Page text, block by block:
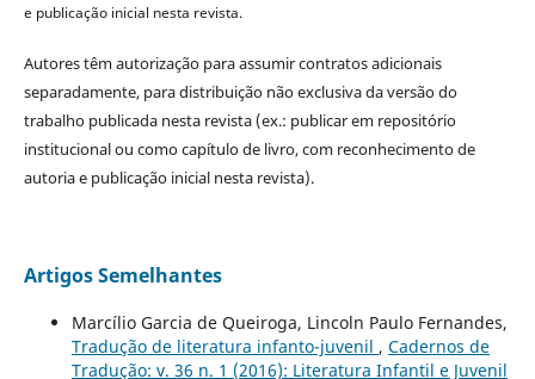
e publicação inicial nesta revista.
Autores têm autorização para assumir contratos adicionais
separadamente, para distribuição não exclusiva da versão do
trabalho publicada nesta revista (ex.: publicar em repositório
institucional ou como capítulo de livro, com reconhecimento de
autoria e publicação inicial nesta revista).
Artigos Semelhantes
Marcílio Garcia de Queiroga, Lincoln Paulo Fernandes,
Tradução de literatura infanto-juvenil , Cadernos de
Tradução: v. 36 n. 1 (2016): Literatura Infantil e Juvenil